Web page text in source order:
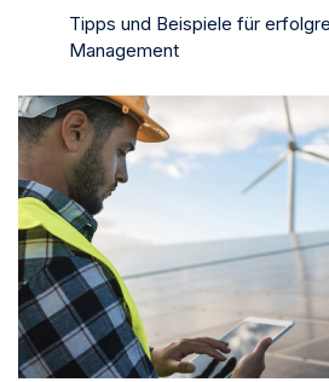
Tipps und Beispiele für
Management